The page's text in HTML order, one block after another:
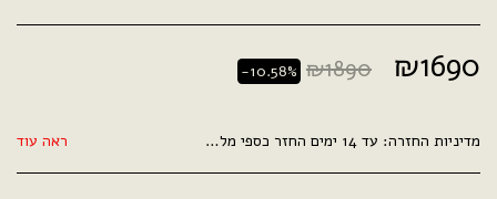
₪1690
₪1890
-10.58%
מדיניות החזרה: עד 14 ימים החזר כספי מלא . ראה עוד